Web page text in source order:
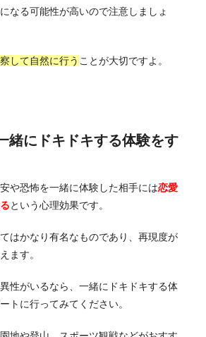
なる可能性が高いので注意しましょ
して自然に行う ことが大切ですよ。
緒にドキドキする体験をす
や恐怖を一緒に体験した相手には恋愛
という心理効果です。
はかなり有名なものであり、再現度が
ます。
性がいるなら、一緒にドキドキする体
トに行ってみてください。